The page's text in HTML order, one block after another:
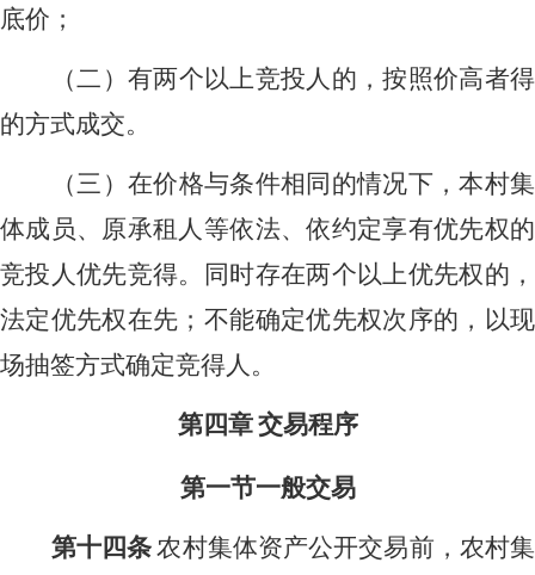
底价；
（二）有两个以上竞投人的，按照价高者得
的方式成交。
（三）在价格与条件相同的情况下，本村集
体成员、原承租人等依法、依约定享有优先权的
竞投人优先竞得。同时存在两个以上优先权的，
法定优先权在先；不能确定优先权次序的，以现
场抽签方式确定竞得人。
第四章交易程序
第一节一般交易
第十四条农村集体资产公开交易前，农村集